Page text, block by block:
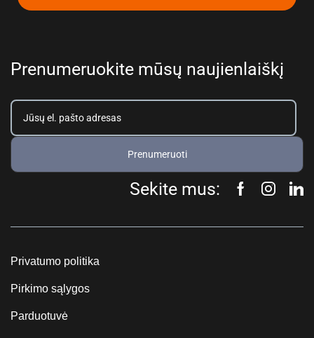
Prenumeruokite mūsų naujienlaiškį
Prenumeruoti
Sekite mus:
Privatumo politika
Pirkimo sąlygos
Parduotuvė